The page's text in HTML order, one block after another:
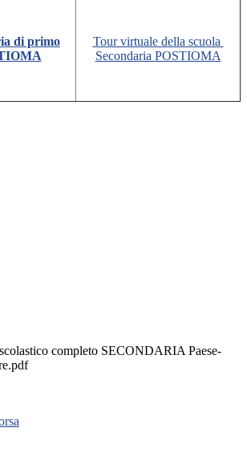
di primo
Tour virtuale della scuola
Secondaria POSTIOMA
completo SECONDARIA Paese-